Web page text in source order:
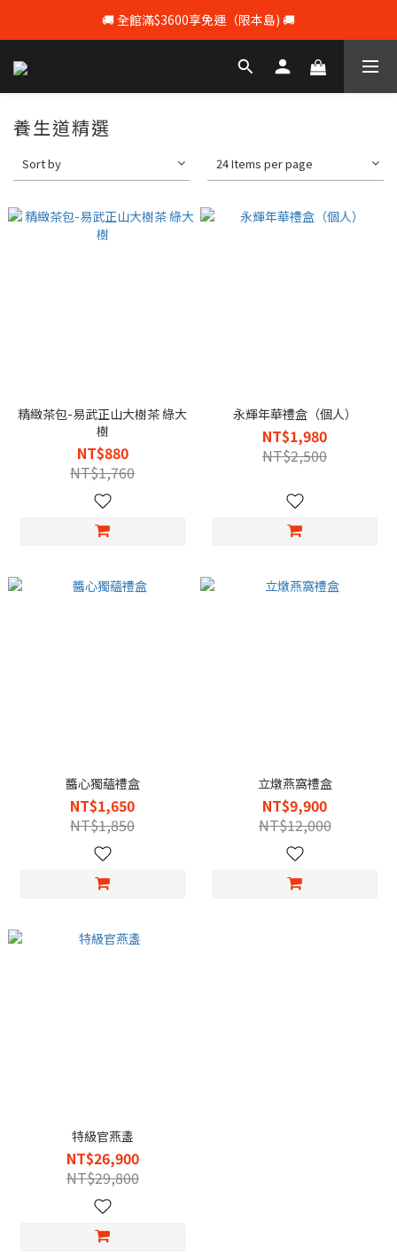
💰 註冊會員即享100元購物 💰
🚚 全館滿$3600享免運（限本島) 🚚
💰 註冊會員即享100元購物 💰
養生道精選
Sort by 24 Items per page
精緻茶包-易武正山大樹茶 綠大
樹
NT$880
NT$1,760
永輝年華禮盒（個人）
NT$1,980
NT$2,500
醬心獨蘊禮盒
NT$1,650
NT$1,850
立燉燕窩禮盒
NT$9,900
NT$12,000
特級官燕盞
NT$26,900
NT$29,800